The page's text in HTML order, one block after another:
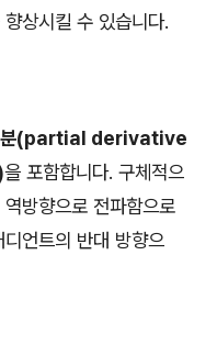
상시킬 수 있습니다.
분(partial derivative
을 포함합니다. 구체적으
방향으로 전파함으로
언트의 반대 방향으